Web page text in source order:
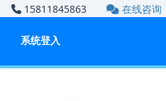
15811845863 在线咨询
系统登入